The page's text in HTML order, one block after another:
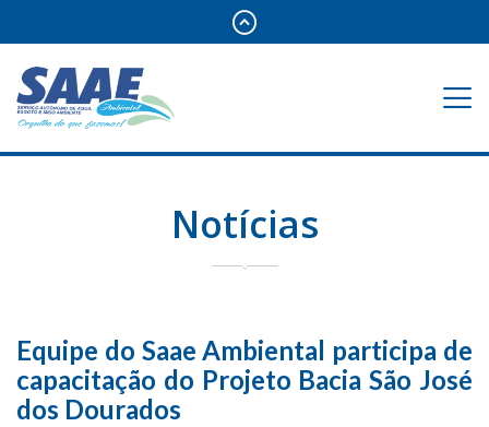
Notícias
Equipe do Saae Ambiental participa de
capacitação do Projeto Bacia São José
dos Dourados